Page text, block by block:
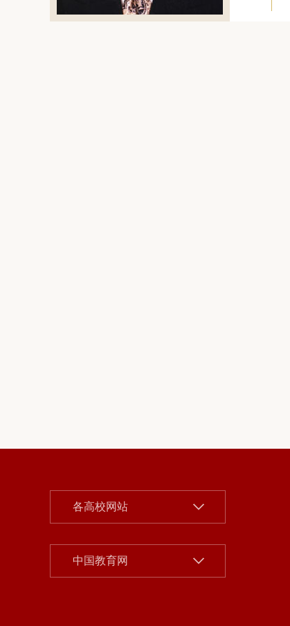
各高校网站
北京大学
清华大学
北京师范大学
中国教育网
中国社会科学院
北京市教委